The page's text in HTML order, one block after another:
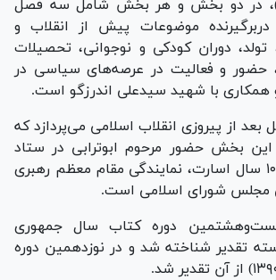
در دو بخش و هر بخش شامل سه فصل
موضوعات پیش از انقلاب و
تولد، دوران کودکی و نوجوانی، تحصیلات
حضور و فعالیت در عرصه‌های سیاسی در
همکاری با شهید سیدعلی اندرزگو است.
از پیروزی انقلاب اسلامی می‌پردازد که
این بخش حضور مرحوم ابوترابی در ستاد
جنگ‌های نامنظم، ۱۰ سال اسارت، نمایندگی مقام معظم رهبری
مجلس شورای اسلامی است.
دوره کتاب سال جمهوری
تقدیر شناخته شد و در نوزدهمین دوره